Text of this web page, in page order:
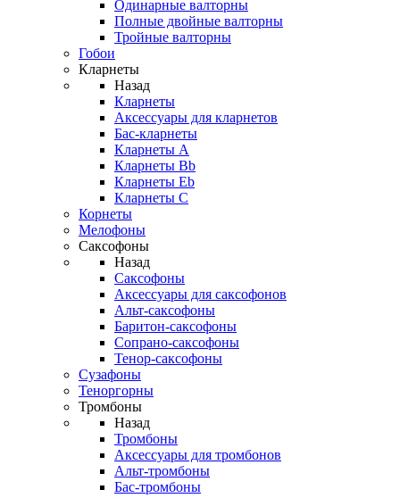
Одинарные валторны
Полные двойные валторны
Тройные валторны
Гобои
Кларнеты
Назад
Кларнеты
Аксессуары для кларнетов
Бас-кларнеты
Кларнеты A
Кларнеты Bb
Кларнеты Eb
Кларнеты С
Корнеты
Мелофоны
Саксофоны
Назад
Саксофоны
Аксессуары для саксофонов
Альт-саксофоны
Баритон-саксофоны
Сопрано-саксофоны
Тенор-саксофоны
Сузафоны
Теноргорны
Тромбоны
Назад
Тромбоны
Аксессуары для тромбонов
Альт-тромбоны
Бас-тромбоны